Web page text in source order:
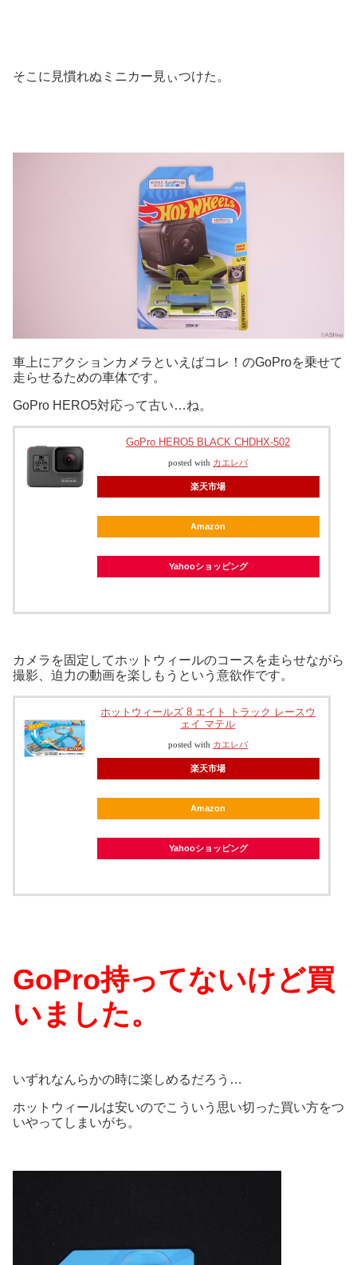
そこに見慣れぬミニカー見ぃつけた。
車上にアクションカメラといえばコレ！のGoProを乗せて
走らせるための車体です。
GoPro HERO5対応って古い…ね。
GoPro HERO5 BLACK CHDHX-502
posted with カエレバ
楽天市場
Amazon
Yahooショッピング
カメラを固定してホットウィールのコースを走らせながら
撮影、迫力の動画を楽しもうという意欲作です。
ホットウィールズ 8 エイト トラック レースウ
ェイ マテル
posted with カエレバ
楽天市場
Amazon
Yahooショッピング
GoPro持ってないけど買
いました。
いずれなんらかの時に楽しめるだろう…
ホットウィールは安いのでこういう思い切った買い方をつ
いやってしまいがち。